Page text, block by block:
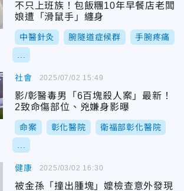
不只上班族！包飯糰10年早餐店老闆
娘遭「滑鼠手」纏身
中醫針灸 腕隧道症候群 手腕疼痛
社會
影/彰醫毒男「6百塊殺人案」最新！
2致命傷部位、兇嫌身影曝
命案 彰化醫院 衛福部彰化醫院
2025/07/02 15:49
健康
被金孫「撞出腫塊」嬤檢查意外發現
2025/03/02 16:30